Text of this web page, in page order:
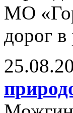
МО
дорог